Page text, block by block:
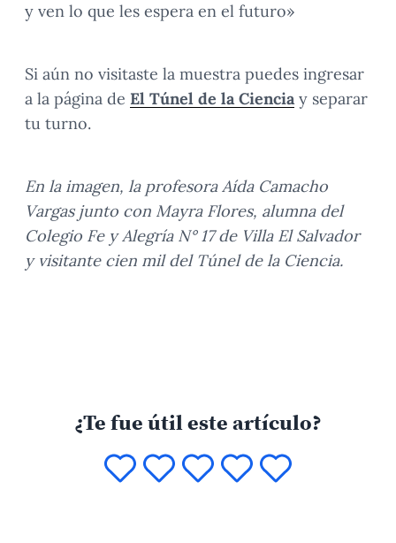
y ven lo que les espera en el futuro»
Si aún no visitaste la muestra puedes ingresar
a la página de El Túnel de la Cienciay separar
tu turno.
En la imagen, la profesora Aída Camacho
Vargas junto con Mayra Flores, alumna del
Colegio Fe y Alegría N° 17 de Villa El Salvador
y visitante cien mil del Túnel de la Ciencia.
¿Te fue útil este artículo?